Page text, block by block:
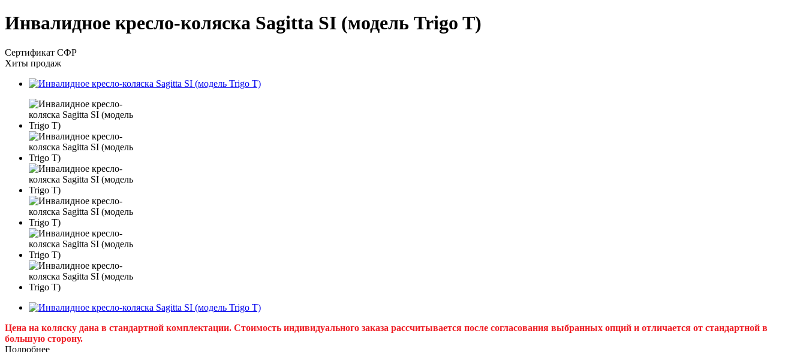
Инвалидное кресло-коляска Sagitta SI (модель Trigo T)
Сертификат СФР
Хиты продаж
Цена на коляску дана в стандартной комплектации. Стоимость индивидуального заказа рассчитывается после согласования выбранных опций и отличается от стандартной в
большую сторону.
Подробнее